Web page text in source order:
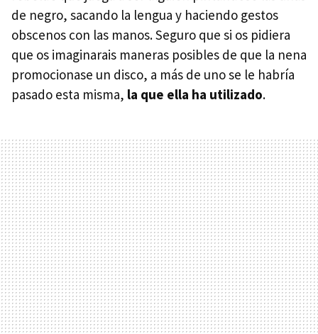
de negro, sacando la lengua y haciendo gestos
obscenos con las manos. Seguro que si os pidiera
que os imaginarais maneras posibles de que la nena
promocionase un disco, a más de uno se le habría
pasado esta misma, la que ella ha utilizado.